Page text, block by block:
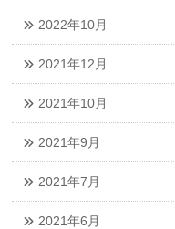
2022年10月
2021年12月
2021年10月
2021年9月
2021年7月
2021年6月